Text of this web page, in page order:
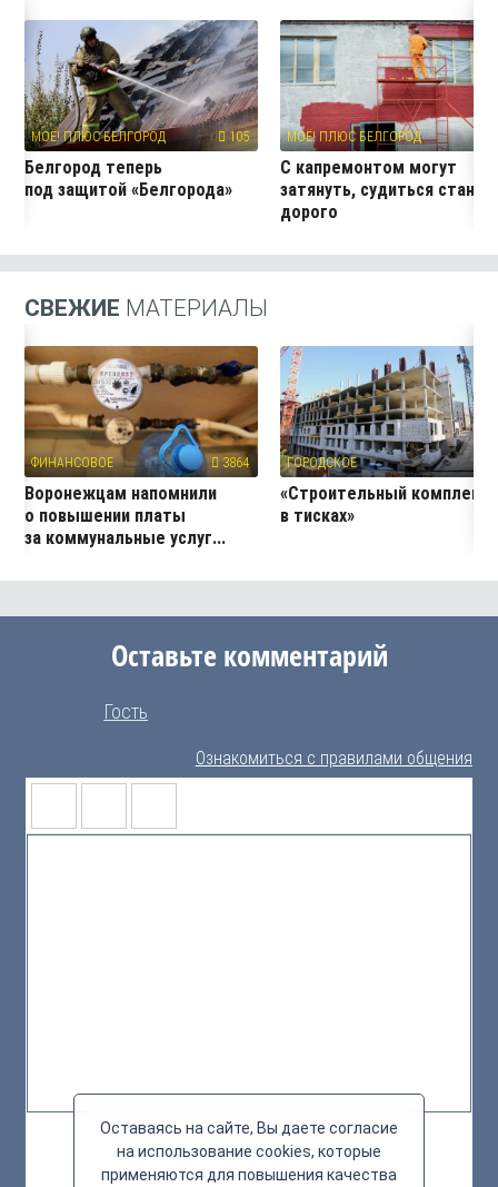
МОЁ! ПЛЮС БЕЛГОРОД 105
Белгород теперь
под защитой «Белгорода»
МОЁ! ПЛЮС БЕЛГОРОД
С капремонтом могут
затянуть, судиться станет
дорого
СВЕЖИЕ МАТЕРИАЛЫ
ФИНАНСОВОЕ 3864
Воронежцам напомнили
о повышении платы
за коммунальные услуг...
ГОРОДСКОЕ
«Строительный комплекс
в тисках»
Оставьте комментарий
Гость
Ознакомиться с правилами общения
Оставаясь на сайте, Вы даете согласие
на использование cookies, которые
применяются для повышения качества